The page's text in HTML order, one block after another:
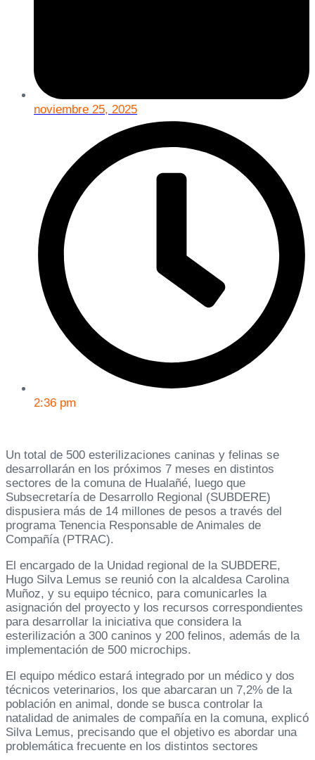
noviembre 25, 2025
2:36 pm
Un total de 500 esterilizaciones caninas y felinas se
desarrollarán en los próximos 7 meses en distintos
sectores de la comuna de Hualañé, luego que
Subsecretaría de Desarrollo Regional (SUBDERE)
dispusiera más de 14 millones de pesos a través del
programa Tenencia Responsable de Animales de
Compañía (PTRAC).
El encargado de la Unidad regional de la SUBDERE,
Hugo Silva Lemus se reunió con la alcaldesa Carolina
Muñoz, y su equipo técnico, para comunicarles la
asignación del proyecto y los recursos correspondientes
para desarrollar la iniciativa que considera la
esterilización a 300 caninos y 200 felinos, además de la
implementación de 500 microchips.
El equipo médico estará integrado por un médico y dos
técnicos veterinarios, los que abarcaran un 7,2% de la
población en animal, donde se busca controlar la
natalidad de animales de compañía en la comuna, explicó
Silva Lemus, precisando que el objetivo es abordar una
problemática frecuente en los distintos sectores